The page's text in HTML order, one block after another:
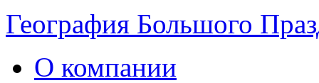
География Большого
О компании